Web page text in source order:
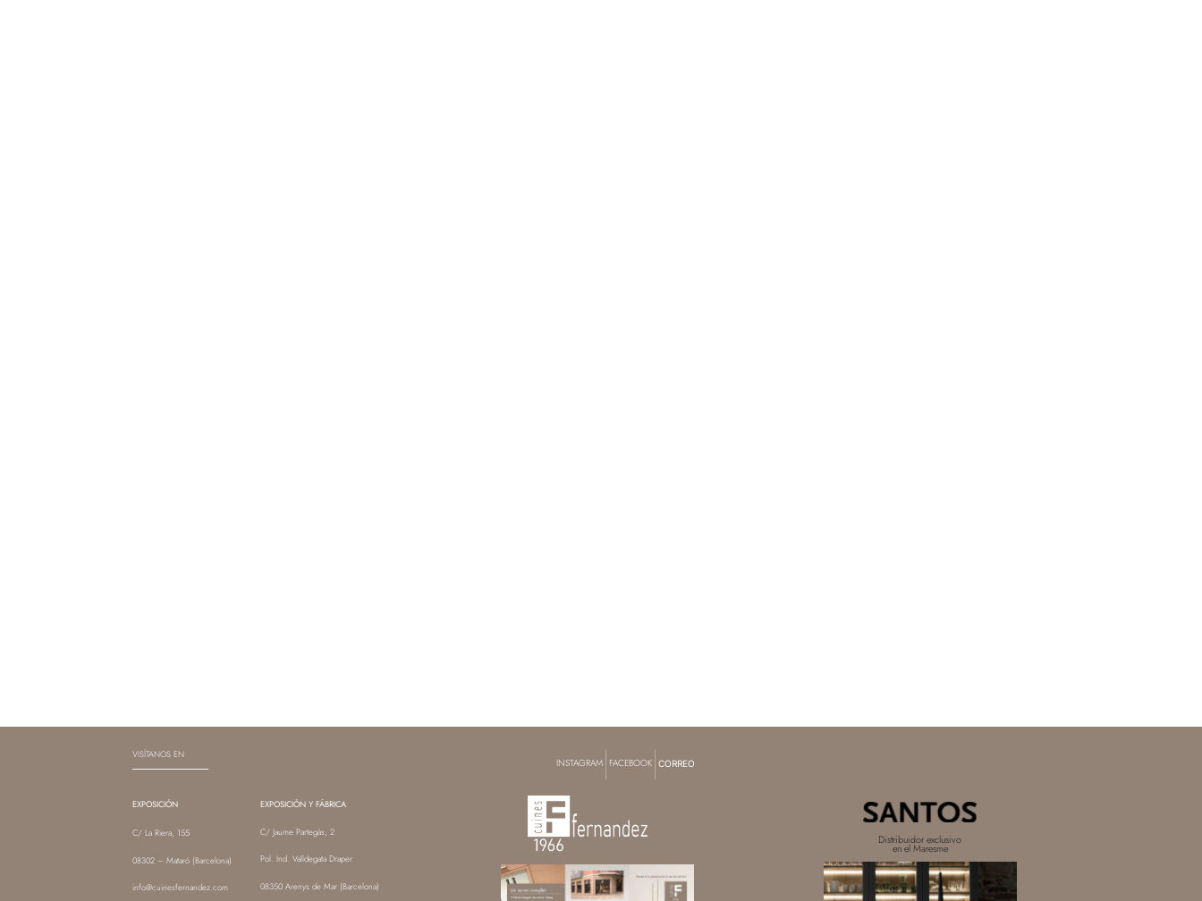
VISÍTANOS EN
EXPOSICIÓN
C/ La Riera, 155
08302 – Mataró (Barcelona)
info@cuinesfernandez.com
EXPOSICIÓN Y FÁBRICA
C/ Jaume Partegàs, 2
Pol. Ind. Valldegata Draper
08350 Arenys de Mar (Barcelona)
INSTAGRAM| FACEBOOK| CORREO
Distribuidor exclusivo
en el Maresme